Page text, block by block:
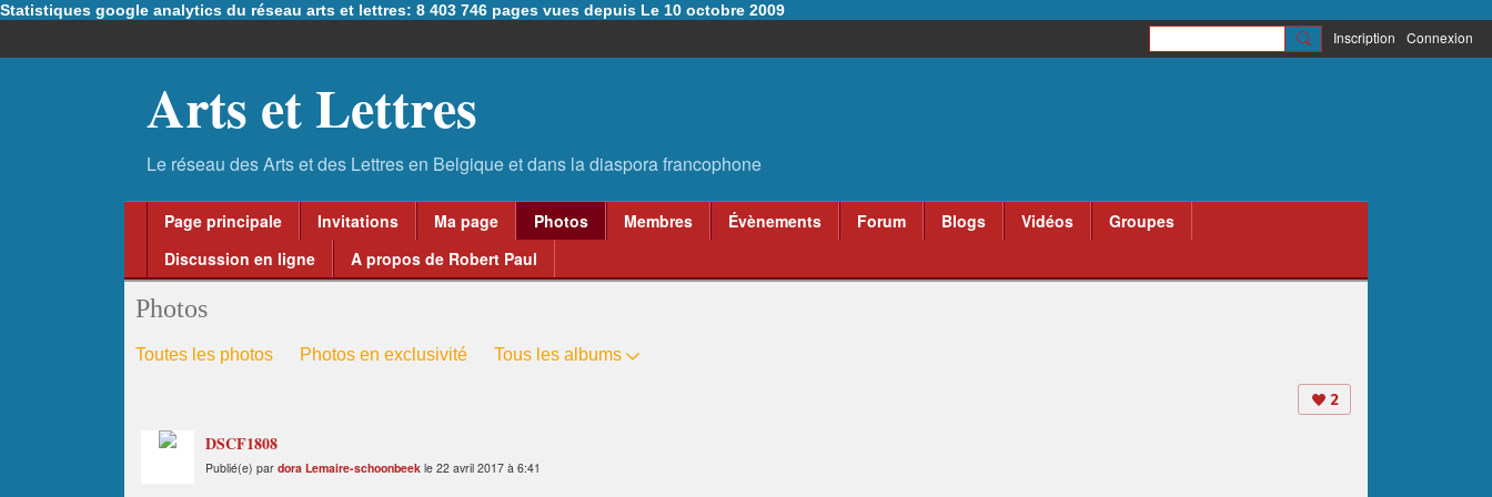
Statistiques google analytics du réseau arts et lettres: 8 403 746 pages vues depuis Le 10 octobre 2009
Inscription Connexion
Arts et Lettres
Page principale Invitations Ma page Photos Membres Évènements Forum Blogs Vidéos
Groupes
Discussion en ligne
A propos de Robert Paul
Photos
Toutes les photos Photos en exclusivité Tous les albums
2
DSCF1808
Publié(e) par dora Lemaire-schoonbeek le 22 avril 2017 à 6:41